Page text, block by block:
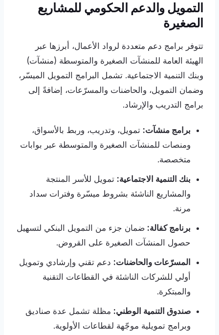
التمويل والدعم الحكومي للمشاريع
الصغيرة
تتوفر برامج دعم متعددة لرواد الأعمال، أبرزها عبر
الهيئة العامة للمنشآت الصغيرة والمتوسطة (منشآت)
وبنك التنمية الاجتماعية. تشمل البرامج التمويل الميسّر،
وضمان التمويل، والحاضنات والمسرّعات، إضافةً إلى
برامج التدريب والإرشاد.
برامج منشآت: تمويل، وتدريب، وربط بالأسواق،
ومنصات للمنشآت الصغيرة والمتوسطة عبر بوابات
متخصصة.
بنك التنمية الاجتماعية: تمويل للأسر المنتجة
والمشاريع الناشئة بشروط ميسّرة وفترات سداد
مرنة.
برنامج كفالة: ضمان جزء من التمويل البنكي لتسهيل
حصول المنشآت الصغيرة على القروض.
المسرّعات والحاضنات: دعم تقني وإرشادي وتمويل
أولي للشركات الناشئة في القطاعات التقنية
والمبتكرة.
صندوق التنمية الوطني: مظلة تشمل عدة صناديق
وبرامج تمويلية موجّهة لقطاعات الأولوية.